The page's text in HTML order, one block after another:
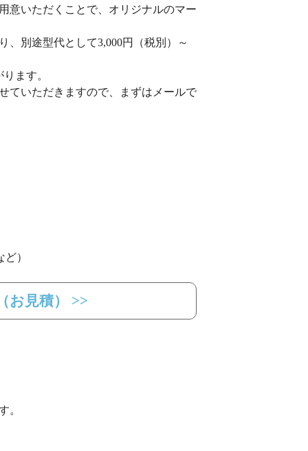
意いただくことで、オリジナルのマー
、別途型代として3,000円（税別）～
ます。
ていただきますので、まずはメールで
）
お見積） >>
。